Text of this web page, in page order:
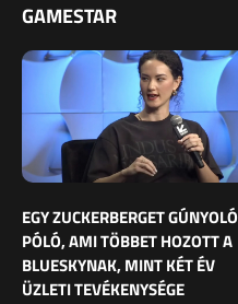
GAMESTAR
EGY ZUCKERBERGET GÚNYOLÓ
PÓLÓ, AMI TÖBBET HOZOTT A
BLUESKYNAK, MINT KÉT ÉV
ÜZLETI TEVÉKENYSÉGE